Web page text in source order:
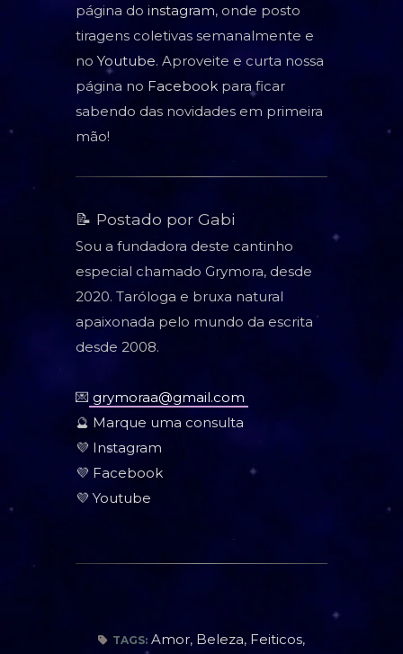
página do instagram, onde posto
tiragens coletivas semanalmente e
no Youtube. Aproveite e curta nossa
página no Facebook para ficar
sabendo das novidades em primeira
mão!
📝 Postado por Gabi
Sou a fundadora deste cantinho
especial chamado Grymora, desde
2020. Taróloga e bruxa natural
apaixonada pelo mundo da escrita
desde 2008.
💌 grymoraa@gmail.com
🔮 Marque uma consulta
💜 Instagram
💜 Facebook
💜 Youtube
TAGS: Amor, Beleza, Feiticos,